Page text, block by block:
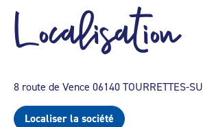
Localisation
8 route de Vence 06140 TOURRETTES-
Localiser la société